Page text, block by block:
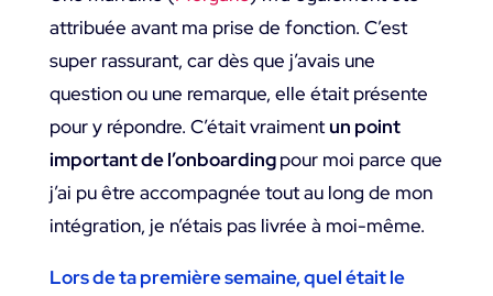
attribuée avant ma prise de fonction. C’est
super rassurant, car dès que j’avais une
question ou une remarque, elle était présente
pour y répondre. C’était vraimentun point
important de l’onboardingpour moi parce que
j’ai pu être accompagnée tout au long de mon
intégration, je n’étais pas livrée à moi-même.
Lors de ta première semaine, quel était le